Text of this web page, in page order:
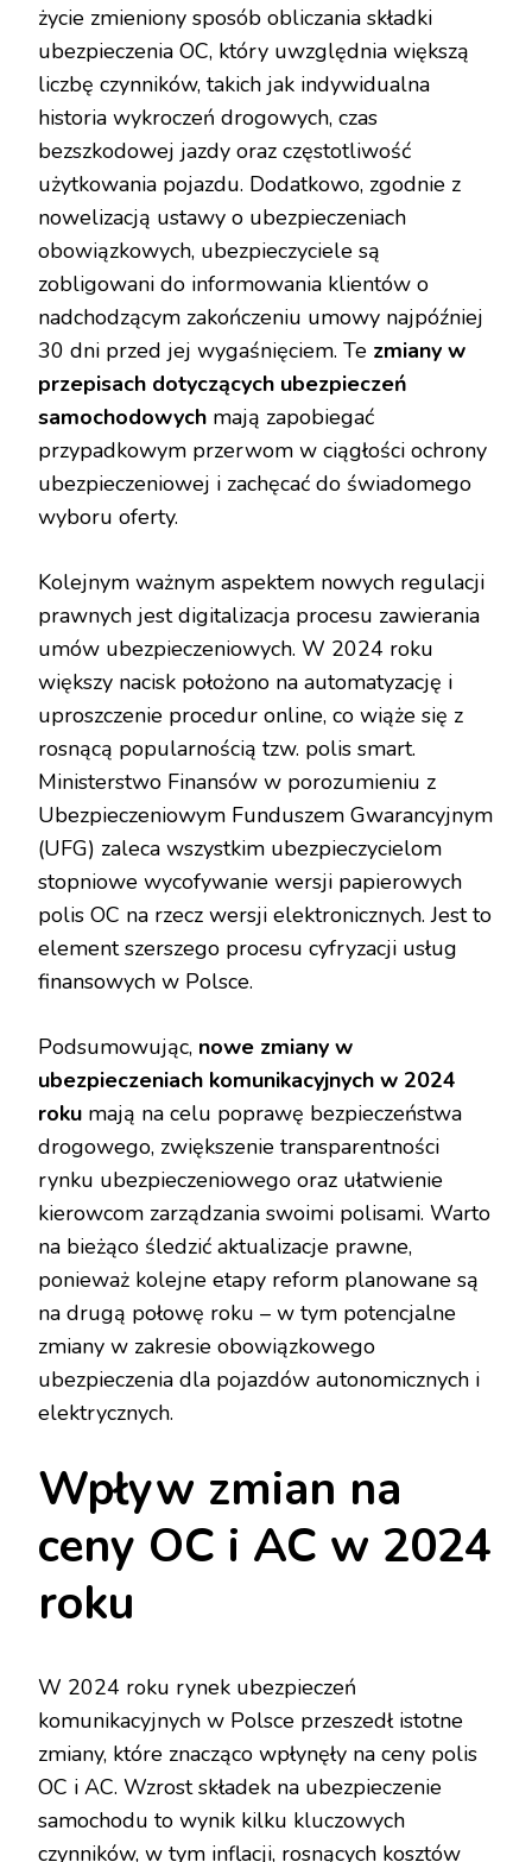
życie zmieniony sposób obliczania składki
ubezpieczenia OC, który uwzględnia większą
liczbę czynników, takich jak indywidualna
historia wykroczeń drogowych, czas
bezszkodowej jazdy oraz częstotliwość
użytkowania pojazdu. Dodatkowo, zgodnie z
nowelizacją ustawy o ubezpieczeniach
obowiązkowych, ubezpieczyciele są
zobligowani do informowania klientów o
nadchodzącym zakończeniu umowy najpóźniej
30 dni przed jej wygaśnięciem. Te zmiany w
przepisach dotyczących ubezpieczeń
samochodowych mają zapobiegać
przypadkowym przerwom w ciągłości ochrony
ubezpieczeniowej i zachęcać do świadomego
wyboru oferty.
Kolejnym ważnym aspektem nowych regulacji
prawnych jest digitalizacja procesu zawierania
umów ubezpieczeniowych. W 2024 roku
większy nacisk położono na automatyzację i
uproszczenie procedur online, co wiąże się z
rosnącą popularnością tzw. polis smart.
Ministerstwo Finansów w porozumieniu z
Ubezpieczeniowym Funduszem Gwarancyjnym
(UFG) zaleca wszystkim ubezpieczycielom
stopniowe wycofywanie wersji papierowych
polis OC na rzecz wersji elektronicznych. Jest to
element szerszego procesu cyfryzacji usług
finansowych w Polsce.
Podsumowując, nowe zmiany w
ubezpieczeniach komunikacyjnych w 2024
roku mają na celu poprawę bezpieczeństwa
drogowego, zwiększenie transparentności
rynku ubezpieczeniowego oraz ułatwienie
kierowcom zarządzania swoimi polisami. Warto
na bieżąco śledzić aktualizacje prawne,
ponieważ kolejne etapy reform planowane są
na drugą połowę roku – w tym potencjalne
zmiany w zakresie obowiązkowego
ubezpieczenia dla pojazdów autonomicznych i
elektrycznych.
Wpływ zmian na
ceny OC i AC w 2024
roku
W 2024 roku rynek ubezpieczeń
komunikacyjnych w Polsce przeszedł istotne
zmiany, które znacząco wpłynęły na ceny polis
OC i AC. Wzrost składek na ubezpieczenie
samochodu to wynik kilku kluczowych
czynników, w tym inflacji, rosnących kosztów